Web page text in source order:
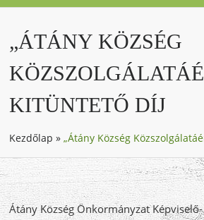
„ÁTÁNY KÖZSÉG
KITÜNTETŐ DÍJ
Kezdőlap »„Átány Község
Átány Község Önkormányzat